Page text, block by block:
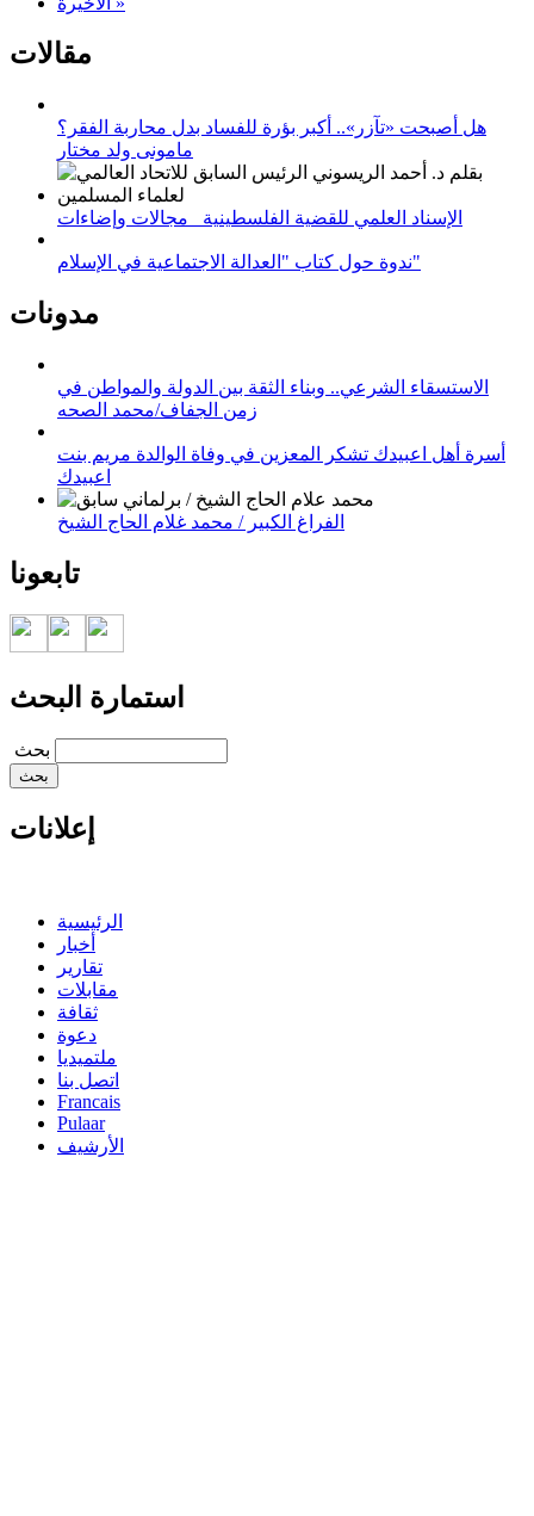
مقالات
هل أصبحت «تآزر».. أكبر بؤرة للفساد بدل محاربة الفقر؟
مامونى ولد مختار
الإسناد العلمي للقضية الفلسطينية_ مجالات وإضاءات
ندوة حول كتاب "العدالة الاجتماعية في الإسلام"
مدونات
الاستسقاء الشرعي.. وبناء الثقة بين الدولة والمواطن في
زمن الجفاف/محمد الصحه
أسرة أهل اعبيدك تشكر المعزين في وفاة الوالدة مريم بنت
اعبيدك
الفراغ الكبير / محمد غلام الحاج الشيخ
تابعونا
استمارة البحث
‏بحث ‏
إعلانات
الرئيسية
أخبار
تقارير
مقابلات
ثقافة
دعوة
ملتميديا
اتصل بنا
Francais
Pulaar
الأرشيف